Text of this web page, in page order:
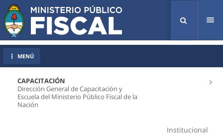
CAPACITACIÓN
Dirección General de Capacitación y
Escuela del Ministerio Público Fiscal de la
Nación
Institucional
MENÚ